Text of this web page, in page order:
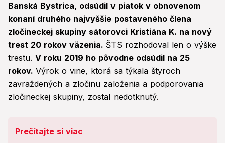
Banská Bystrica, odsúdil v piatok v obnovenom
konaní druhého najvyššie postaveného člena
zločineckej skupiny sátorovci Kristiána K. na nový
trest 20 rokov väzenia. ŠTS rozhodoval len o výške
trestu. V roku 2019 ho pôvodne odsúdil na 25
rokov. Výrok o vine, ktorá sa týkala štyroch
zavraždených a zločinu založenia a podporovania
zločineckej skupiny, zostal nedotknutý.
Prečítajte si viac